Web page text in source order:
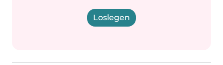
Loslegen